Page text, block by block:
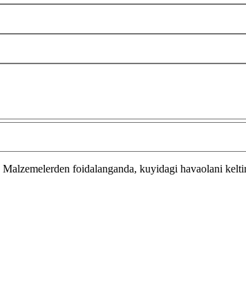
Malzemelerden foidalanganda, kuyidagi havaolani